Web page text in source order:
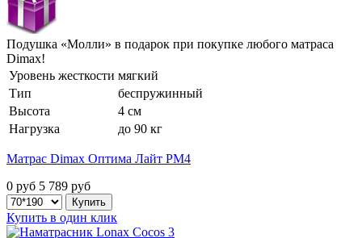
Подушка «Молли» в подарок при покупке любого матраса
Dimax!
Уровень жесткости мягкий
Тип
беспружинный
Высота
4 см
Нагрузка
до 90 кг
Матрас Dimax Оптима Лайт PM4
0 руб 5 789 руб
Купить в один клик